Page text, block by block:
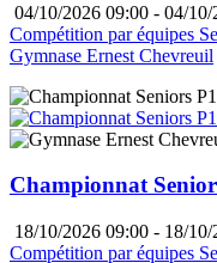
04/10/2026 09:00 - 04/
Compétition par équipes
Gymnase Ernest Chevreuil
Championnat
18/10/2026 09:00 - 18/
Compétition par équipes